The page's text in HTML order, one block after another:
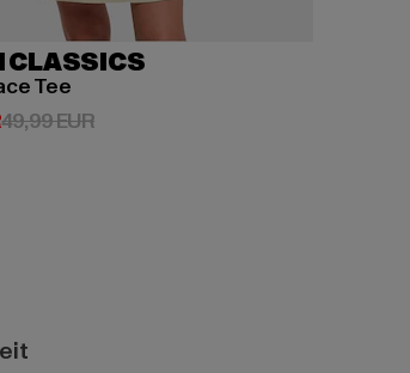
CLASSICS
Tee
21,00 EUR
49,99 EURAktionspreis: 49,99 EUR